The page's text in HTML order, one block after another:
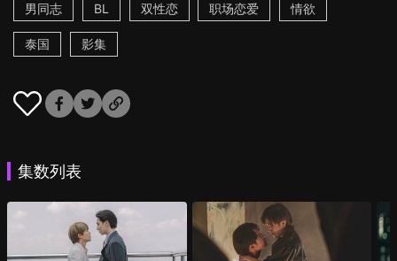
男同志
BL 双性恋 职场恋爱 情欲
泰国 影集
集数列表